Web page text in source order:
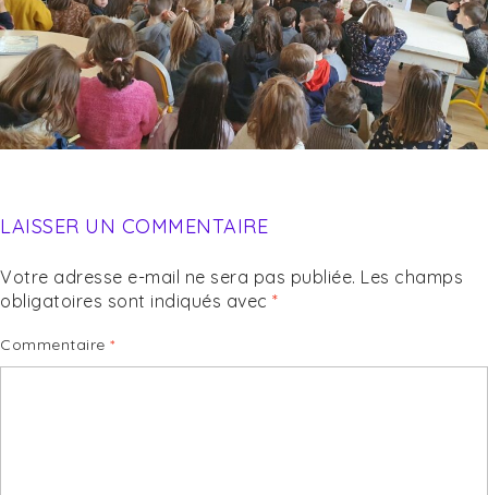
LAISSER UN COMMENTAIRE
Votre adresse e-mail ne sera pas publiée. Les champs
obligatoires sont indiqués avec *
Commentaire *